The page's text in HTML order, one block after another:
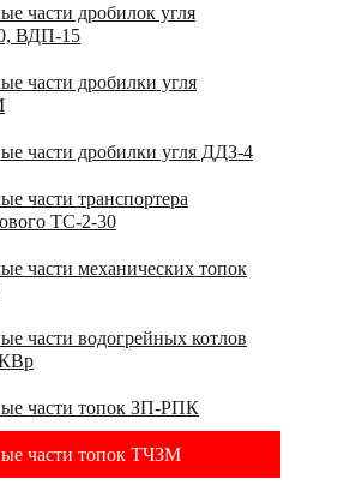
части дробилок угля
ВДП-15
части дробилки угля
части дробилки угля ДДЗ-4
части транспортера
ТС-2-30
части механических топок
части водогрейных котлов
части топок ЗП-РПК
части топок ТЧЗМ